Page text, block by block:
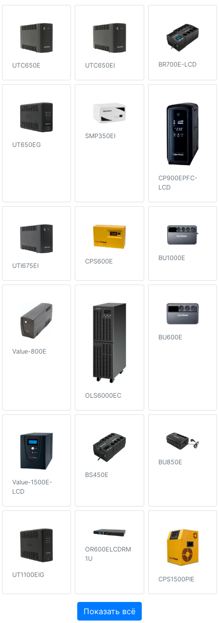
UTC650E UTC650EI BR700E-LCD
UT650EG
SMP350EI
CP900EPFC-
LCD
UTI675EI
CPS600E BU1000E
Value-800E
OLS6000EC
BU600E
Value-1500E-
LCD
BS450E
BU850E
UT1100EIG
OR600ELCDRM
1U
CPS1500PIE
Показать всё